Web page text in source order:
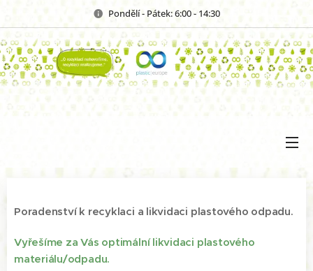
Pondělí - Pátek: 6:00 - 14:30
Poradenství k recyklaci a likvidaci plastového odpadu.
Vyřešíme za Vás optimální likvidaci plastového
materiálu/odpadu.